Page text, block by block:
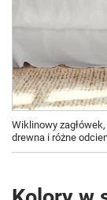
Wiklinowy
drewna i różne